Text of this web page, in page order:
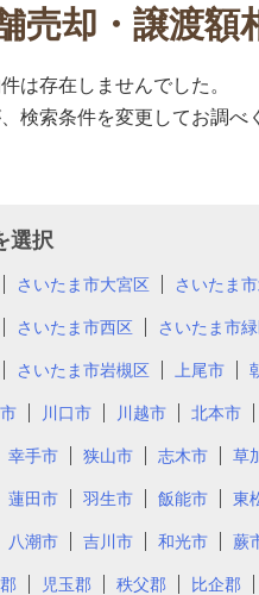
売却・譲渡額
は存在しませんでした。
検索条件を変更してお調べ
選択
さいたま市大宮区 さいたま
さいたま市西区 さいたま市
さいたま市岩槻区 上尾市
川口市 川越市 北本市
幸手市 狭山市 志木市 草
蓮田市 羽生市 飯能市 東
八潮市 吉川市 和光市 蕨
児玉郡 秩父郡 比企郡